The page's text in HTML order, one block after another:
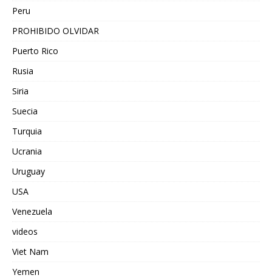
Peru
PROHIBIDO OLVIDAR
Puerto Rico
Rusia
Siria
Suecia
Turquia
Ucrania
Uruguay
USA
Venezuela
videos
Viet Nam
Yemen